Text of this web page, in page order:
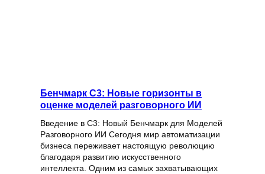
Бенчмарк C3: Новые горизонты в
оценке моделей разговорного ИИ
Введение в C3: Новый Бенчмарк для Моделей
Разговорного ИИ Сегодня мир автоматизации
бизнеса переживает настоящую революцию
благодаря развитию искусственного
интеллекта. Одним из самых захватывающих